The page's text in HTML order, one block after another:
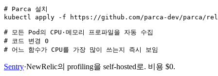
# Parca 설치
kubectl apply -f https://github.com/parca-dev/parca/
# 모든 Pod의 CPU·메모리 프로파일을 자동 수집
# 코드 변경 0
# 어느 함수가 CPU를 가장 많이 쓰는지 즉시 보임
Sentry·NewRelic의 profiling을 self-hosted로. 비용 $0.